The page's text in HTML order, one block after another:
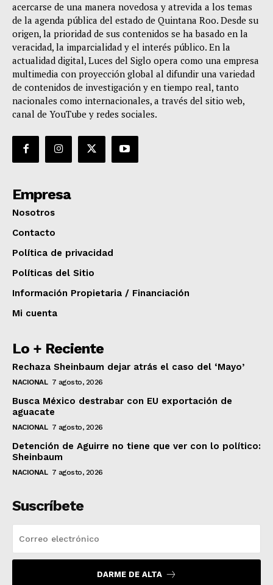
acercarse de una manera novedosa y atrevida a los temas
de la agenda pública del estado de Quintana Roo. Desde su
origen, la prioridad de sus contenidos se ha basado en la
veracidad, la imparcialidad y el interés público. En la
actualidad digital, Luces del Siglo opera como una empresa
multimedia con proyección global al difundir una variedad
de contenidos de investigación y en tiempo real, tanto
nacionales como internacionales, a través del sitio web,
canal de YouTube y redes sociales.
Empresa
Nosotros
Contacto
Política de privacidad
Políticas del Sitio
Información Propietaria / Financiación
Mi cuenta
Lo + Reciente
Rechaza Sheinbaum dejar atrás el caso del ‘Mayo’
NACIONAL 7 agosto, 2026
Busca México destrabar con EU exportación de
aguacate
NACIONAL 7 agosto, 2026
Detención de Aguirre no tiene que ver con lo político:
Sheinbaum
NACIONAL 7 agosto, 2026
Suscríbete
DARME DE ALTA